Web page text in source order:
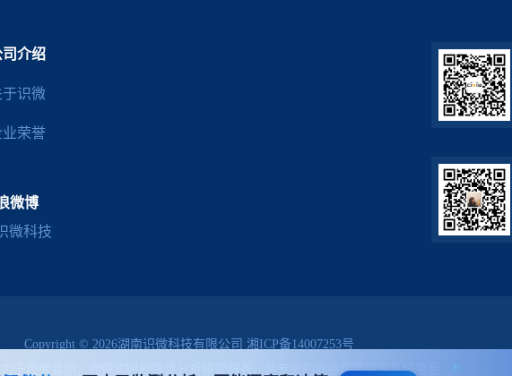
司介绍
于识微
业荣誉
微博
微科技
Copyright © 2026湖南识微科技有限公司 湘ICP备14007253号
于
网络舆情监测系统